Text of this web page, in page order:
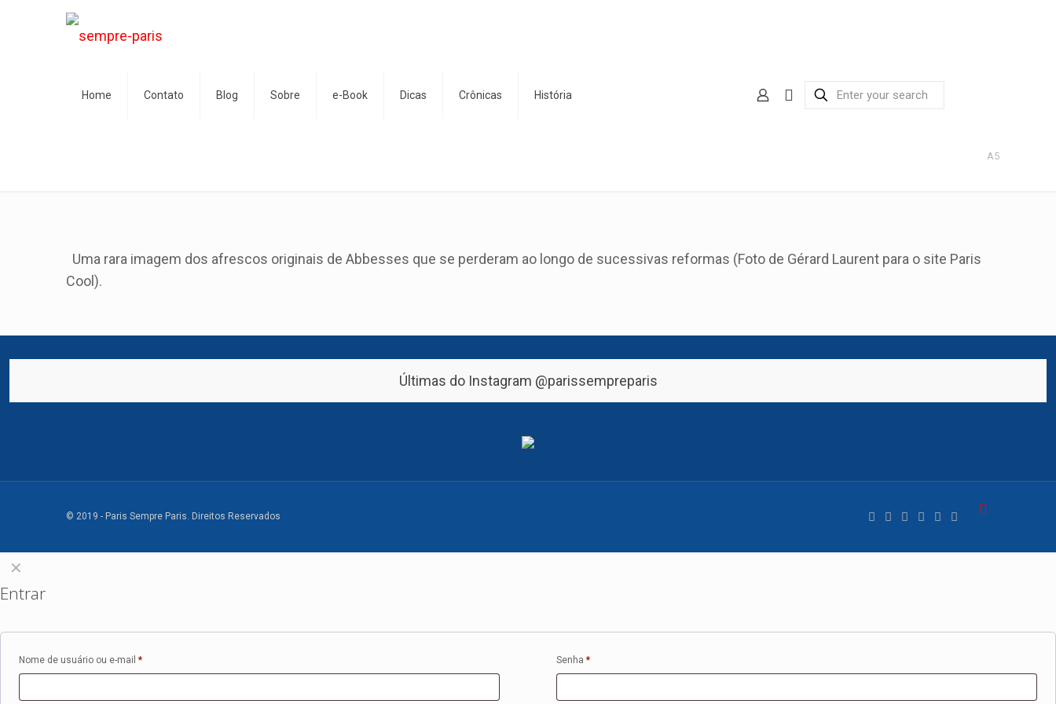
Home Contato Blog Sobre e-Book Dicas Crônicas História
A5
Uma rara imagem dos afrescos originais de Abbesses que se perderam ao longo de sucessivas reformas (Foto de Gérard Laurent para o site Paris
Cool).
Últimas do Instagram @parissempreparis
© 2019 - Paris Sempre Paris. Direitos Reservados
✕
Entrar
Nome de usuário ou e-mail * Senha*